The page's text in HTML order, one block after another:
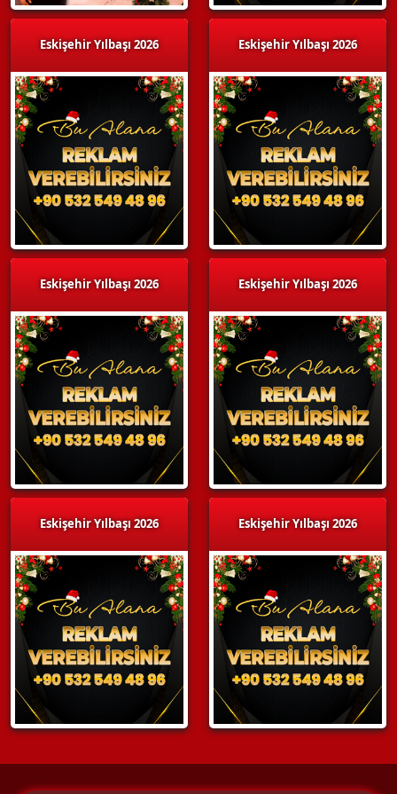
Eskişehir Yılbaşı 2026
Eskişehir Yılbaşı 2026
Eskişehir Yılbaşı 2026
Eskişehir Yılbaşı 2026
Eskişehir Yılbaşı 2026
Eskişehir Yılbaşı 2026